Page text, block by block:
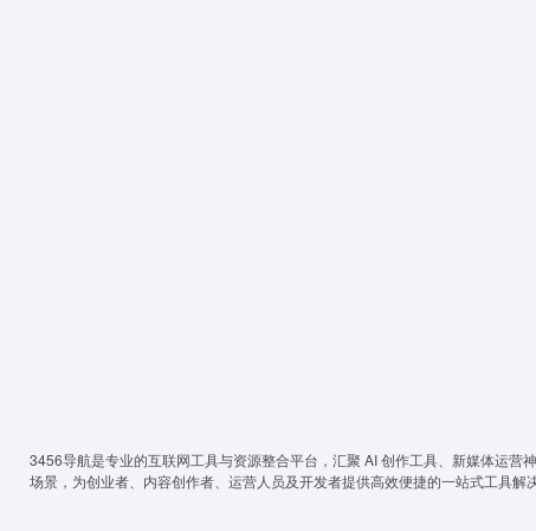
3456导航是专业的互联网工具与资源整合平台，汇聚 AI 创作工具、新媒体运
场景，为创业者、内容创作者、运营人员及开发者提供高效便捷的一站式工具